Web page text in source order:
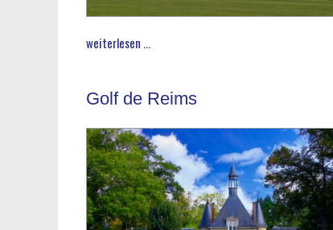
weiterlesen ...
Golf de Reims